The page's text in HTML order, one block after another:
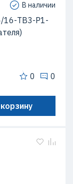
В наличии
16-ТВ3-Р1-
0 0